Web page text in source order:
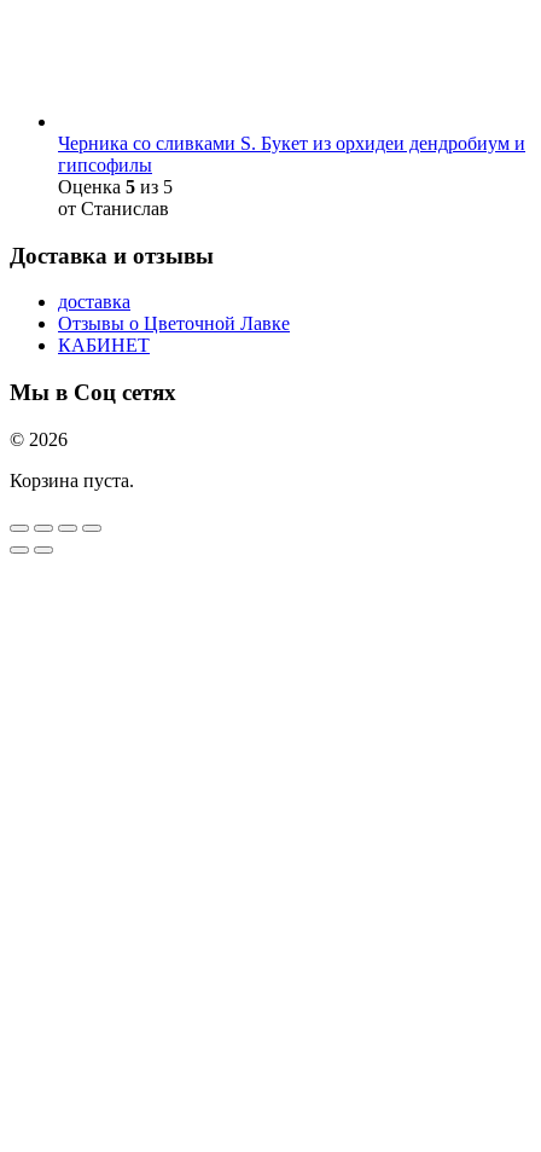
Черника со сливками S. Букет из орхидеи дендробиум и
гипсофилы
Оценка 5 из 5
от Станислав
Доставка и отзывы
доставка
Отзывы о Цветочной Лавке
КАБИНЕТ
Мы в Соц сетях
© 2026
Корзина пуста.